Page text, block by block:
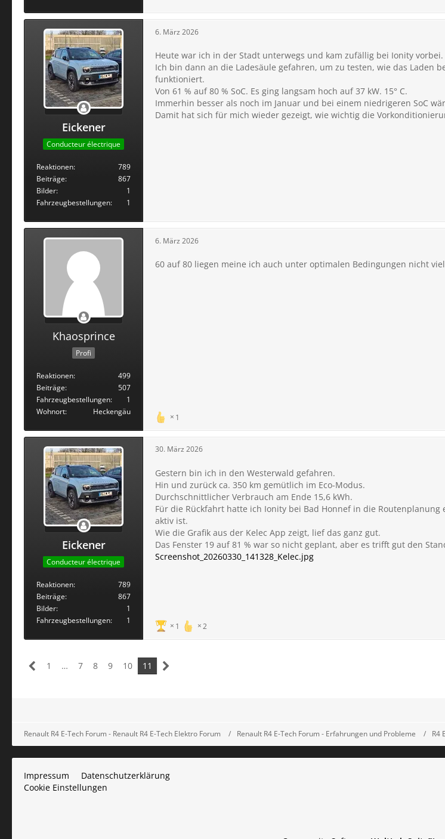
Eickener
Conducteur électrique
Reaktionen
789
Beiträge
867
Bilder
1
Fahrzeugbestellungen
1
6. März 2026
Heute war ich in der Stadt unterwegs und kam zufällig bei Ionity vorbei.
Ich bin dann an die Ladesäule gefahren, um zu testen, wie das Laden
funktioniert.
Von 61 % auf 80 % SoC. Es ging langsam hoch auf 37 kW. 15° C.
Immerhin besser als noch im Januar und bei einem niedrigeren SoC
Damit hat sich für mich wieder gezeigt, wie wichtig die
Khaosprince
Profi
Reaktionen
499
Beiträge
507
Fahrzeugbestellungen
1
Wohnort
Heckengäu
6. März 2026
60 auf 80 liegen meine ich auch unter optimalen Bedingungen nicht
1
Eickener
Conducteur électrique
Reaktionen
789
Beiträge
867
Bilder
1
Fahrzeugbestellungen
1
30. März 2026
Gestern bin ich in den Westerwald gefahren.
Hin und zurück ca. 350 km gemütlich im Eco-Modus.
Durchschnittlicher Verbrauch am Ende 15,6 kWh.
Für die Rückfahrt hatte ich Ionity bei Bad Honnef in die
aktiv ist.
Wie die Grafik aus der Kelec App zeigt, lief das ganz gut.
Das Fenster 19 auf 81 % war so nicht geplant, aber es trifft gut den
Screenshot_20260330_141328_Kelec.jpg
1 2
1 … 7 8 9 10 11
Renault R4 E-Tech Forum - Renault R4 E-Tech Elektro Forum Renault R4 E-Tech Forum - Erfahrungen und Probleme R4
Impressum
Datenschutzerklärung
Cookie Einstellungen